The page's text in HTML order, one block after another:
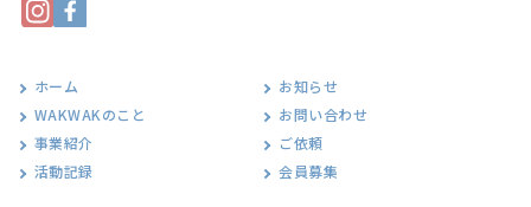
ホーム
WAKWAKのこと
事業紹介
活動記録
お知らせ
お問い合わせ
ご依頼
会員募集